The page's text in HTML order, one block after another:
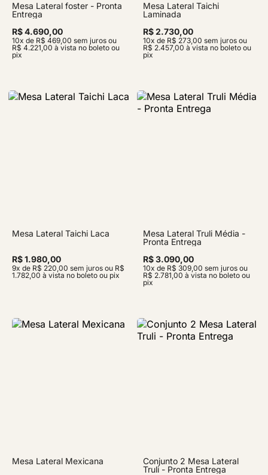
Mesa Lateral foster - Pronta
Entrega
R$ 4.690,00
10x de R$ 469,00 sem juros ou
R$ 4.221,00 à vista no boleto ou
pix
Mesa Lateral Taichi
Laminada
R$ 2.730,00
10x de R$ 273,00 sem juros ou
R$ 2.457,00 à vista no boleto ou
pix
Mesa Lateral Taichi Laca
R$ 1.980,00
9x de R$ 220,00 sem juros ou R$
1.782,00 à vista no boleto ou pix
Mesa Lateral Truli Média -
Pronta Entrega
R$ 3.090,00
10x de R$ 309,00 sem juros ou
R$ 2.781,00 à vista no boleto ou
pix
Mesa Lateral Mexicana
Conjunto 2 Mesa Lateral
Truli - Pronta Entrega